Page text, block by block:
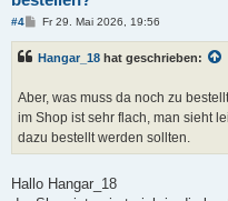
#4
B
t
g
Fr 29. Mai 2026, 19:56
Hangar_18 hat geschrieben:
Aber, was muss da noch zu
im Shop ist sehr flach, man sieht
dazu bestellt werden sollten.
Hallo Hangar_18